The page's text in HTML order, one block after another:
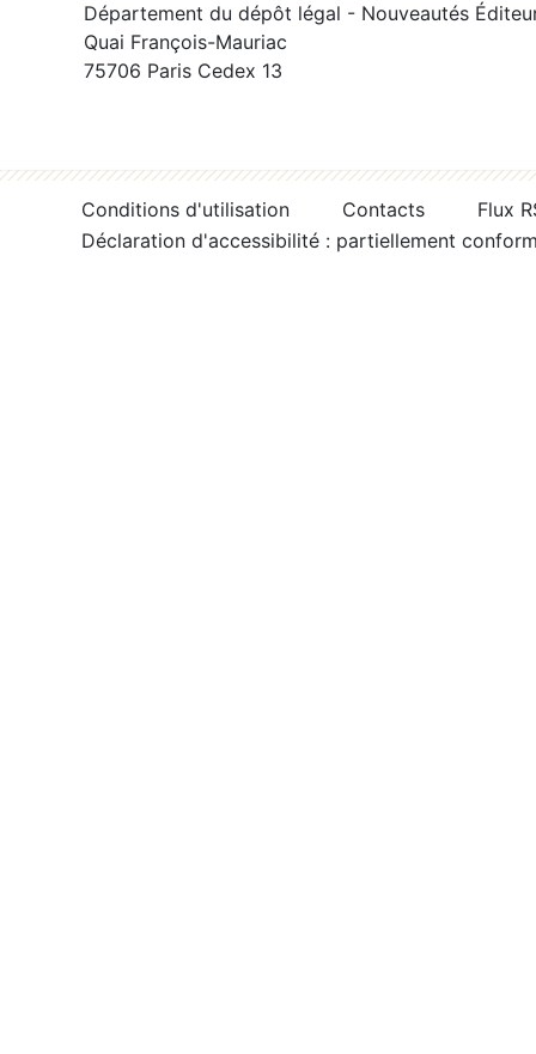
Département du dépôt légal - Nouveautés
Quai François-Mauriac
75706 Paris Cedex 13
Conditions d'utilisation Contacts
Flux
Déclaration d'accessibilité : partiellement